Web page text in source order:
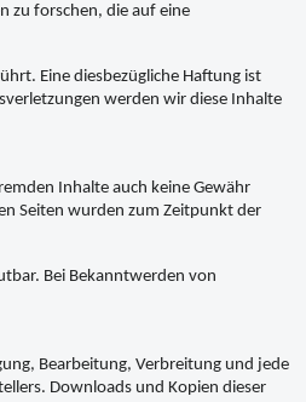
zu forschen, die auf eine
Eine diesbezügliche Haftung ist
werden wir diese Inhalte
Inhalte auch keine Gewähr
Seiten wurden zum Zeitpunkt der
Bei Bekanntwerden von
Bearbeitung, Verbreitung und jede
Downloads und Kopien dieser